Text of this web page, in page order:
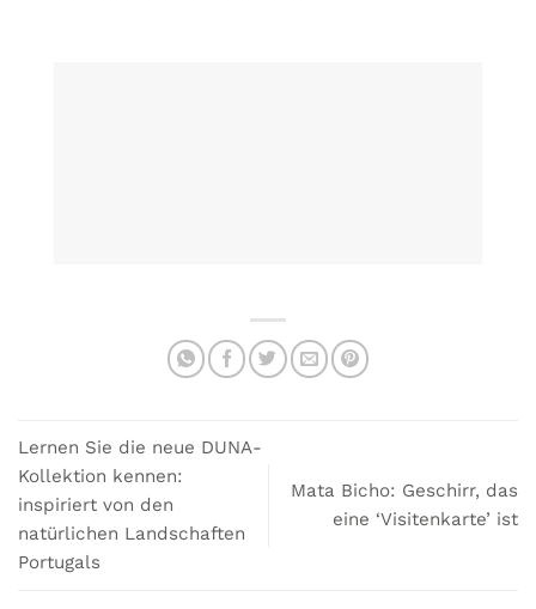
Lernen Sie die neue DUNA-
Kollektion kennen:
inspiriert von den
natürlichen Landschaften
Portugals
Mata Bicho: Geschirr, das
eine ‘Visitenkarte’ ist